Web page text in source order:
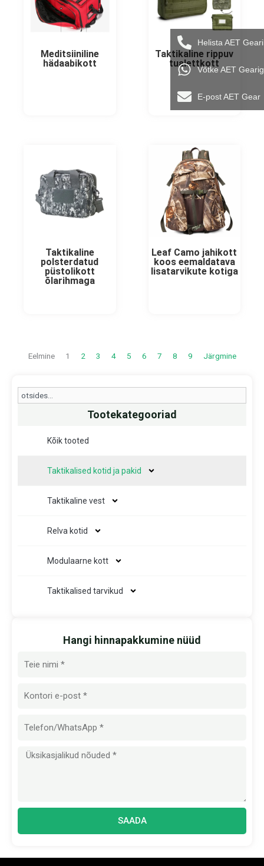
Search
Tootekategooriad
Kõik tooted
Taktikalised kotid ja pakid
Taktikaline vest
Relva kotid
Modulaarne kott
Taktikalised tarvikud
Hangi hinnapakkumine nüüd
Sõnum
SAADA
Meditsiiniline
hädaabikott
Taktikaline rippuv
tualettkott
Taktikaline
polsterdatud
püstolikott
õlarihmaga
Leaf Camo jahikott
koos eemaldatava
lisatarvikute kotiga
Eelmine 1 2 3 4 5 6 7 8 9 Järgmine
Helista AET
Võtke AET
E-post AET Gear